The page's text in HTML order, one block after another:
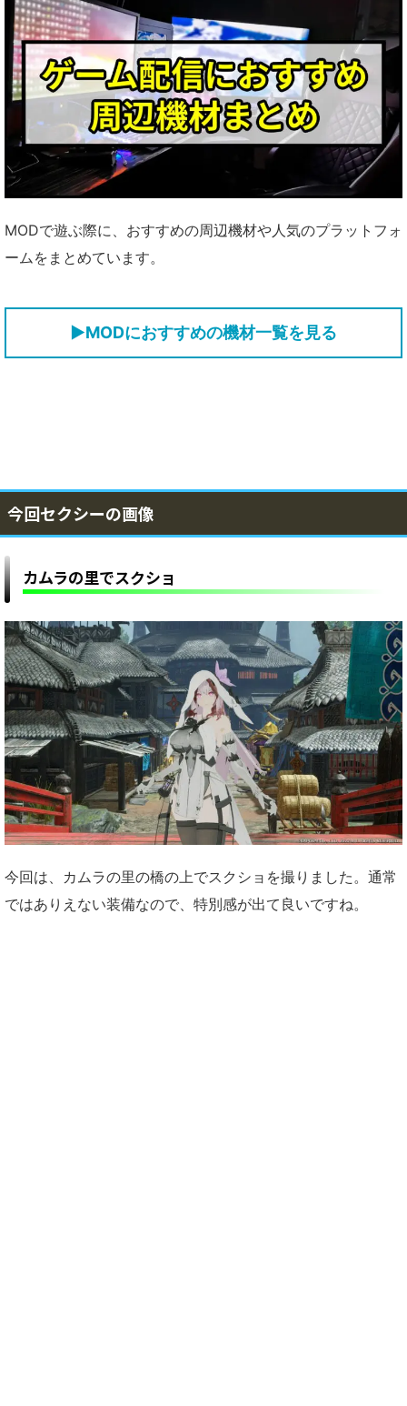
MODで遊ぶ際に、おすすめの周辺機材や人気のプラットフォ
ームをまとめています。
▶MODにおすすめの機材一覧を見る
今回セクシーの画像
カムラの里でスクショ
今回は、カムラの里の橋の上でスクショを撮りました。通常
ではありえない装備なので、特別感が出て良いですね。